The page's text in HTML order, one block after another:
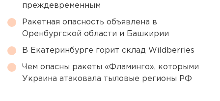
преждевременным
Ракетная опасность объявлена в
Оренбургской области и Башкирии
В Екатеринбурге горит склад Wildberries
Чем опасны ракеты «Фламинго», которыми
Украина атаковала тыловые регионы РФ